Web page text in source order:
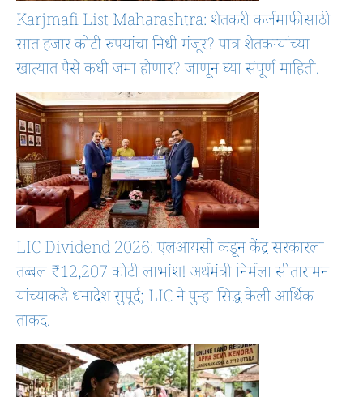
Karjmafi List Maharashtra: शेतकरी कर्जमाफीसाठी
सात हजार कोटी रुपयांचा निधी मंजूर? पात्र शेतकऱ्यांच्या
खात्यात पैसे कधी जमा होणार? जाणून घ्या संपूर्ण माहिती.
LIC Dividend 2026: एलआयसी कडून केंद्र सरकारला
तब्बल ₹12,207 कोटी लाभांश! अर्थमंत्री निर्मला सीतारामन
यांच्याकडे धनादेश सुपूर्द; LIC ने पुन्हा सिद्ध केली आर्थिक
ताकद.